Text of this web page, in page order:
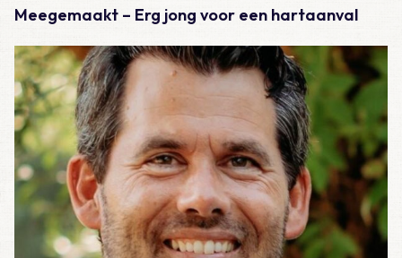
Meegemaakt – Erg jong voor een hartaanval
Lees meer over Meegemaakt – Hockeydokter